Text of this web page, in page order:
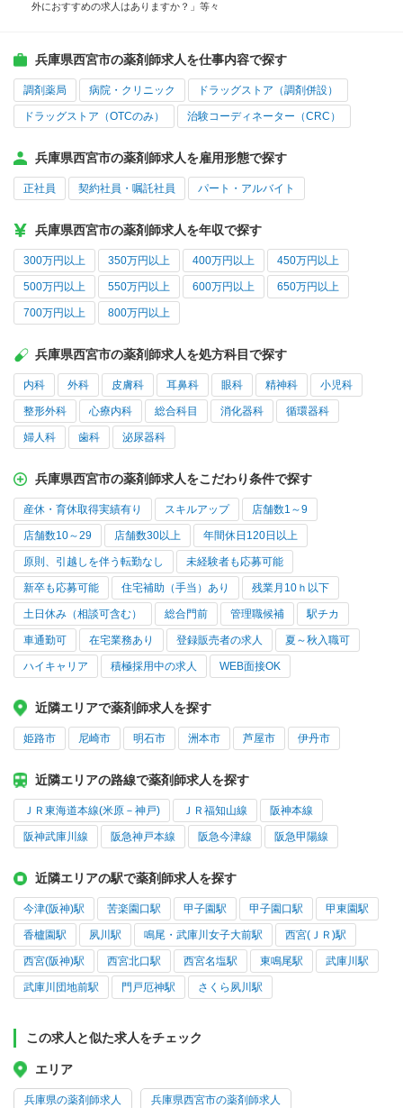
外におすすめの求人はありますか？」等々
兵庫県西宮市の薬剤師求人を仕事内容で探す
調剤薬局 病院・クリニック ドラッグストア（調剤併設）
ドラッグストア（OTCのみ） 治験コーディネーター（CRC）
兵庫県西宮市の薬剤師求人を雇用形態で探す
正社員 契約社員・嘱託社員 パート・アルバイト
兵庫県西宮市の薬剤師求人を年収で探す
300万円以上 350万円以上 400万円以上 450万円以上
500万円以上 550万円以上 600万円以上 650万円以上
700万円以上 800万円以上
兵庫県西宮市の薬剤師求人を処方科目で探す
内科 外科 皮膚科 耳鼻科 眼科 精神科 小児科
整形外科 心療内科 総合科目 消化器科 循環器科
婦人科 歯科 泌尿器科
兵庫県西宮市の薬剤師求人をこだわり条件で探す
産休・育休取得実績有り スキルアップ 店舗数1～9
店舗数10～29 店舗数30以上 年間休日120日以上
原則、引越しを伴う転勤なし 未経験者も応募可能
新卒も応募可能 住宅補助（手当）あり 残業月10ｈ以下
土日休み（相談可含む） 総合門前 管理職候補 駅チカ
車通勤可 在宅業務あり 登録販売者の求人 夏～秋入職可
ハイキャリア 積極採用中の求人 WEB面接OK
近隣エリアで薬剤師求人を探す
姫路市 尼崎市 明石市 洲本市 芦屋市 伊丹市
近隣エリアの路線で薬剤師求人を探す
ＪＲ東海道本線(米原－神戸) ＪＲ福知山線 阪神本線
阪神武庫川線 阪急神戸本線 阪急今津線 阪急甲陽線
近隣エリアの駅で薬剤師求人を探す
今津(阪神)駅 苦楽園口駅 甲子園駅 甲子園口駅 甲東園駅
香櫨園駅 夙川駅 鳴尾・武庫川女子大前駅 西宮(ＪＲ)駅
西宮(阪神)駅 西宮北口駅 西宮名塩駅 東鳴尾駅 武庫川駅
武庫川団地前駅 門戸厄神駅 さくら夙川駅
この求人と似た求人をチェック
エリア
兵庫県の薬剤師求人 兵庫県西宮市の薬剤師求人